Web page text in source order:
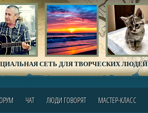
СЕТЬ ДЛЯ ТВОРЧЕСКИХ ЛЮДЕЙ
ЧАТ ЛЮДИ ГОВОРЯТ МАСТЕР-КЛАСС